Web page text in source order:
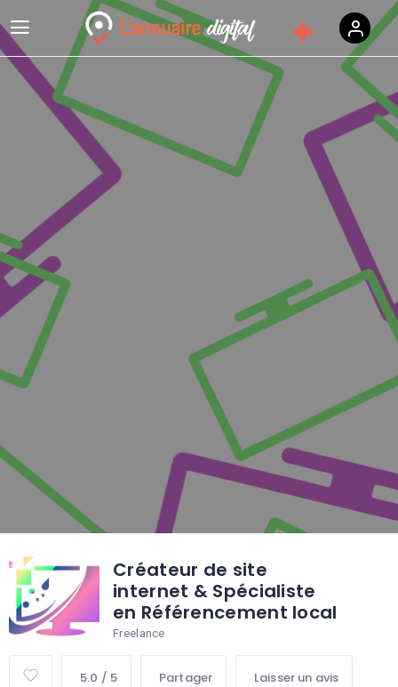
Créateur de site
internet & Spécialiste
en Référencement local
Freelance
5.0 / 5 Partager Laisser un avis